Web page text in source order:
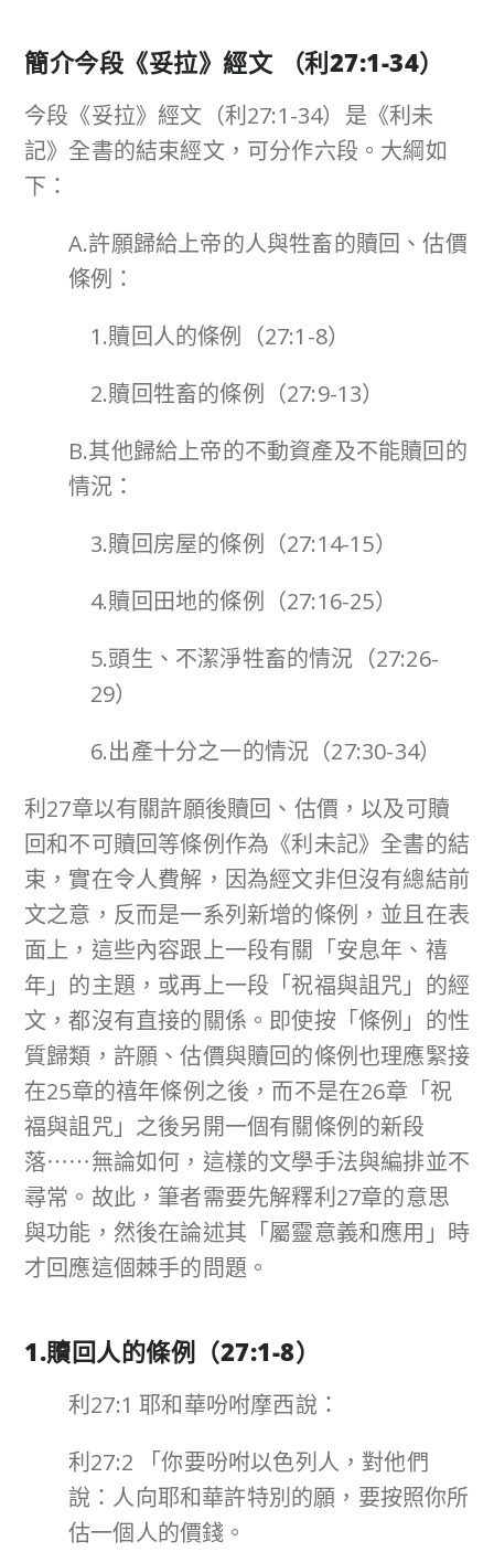
簡介今段《妥拉》經文 （利27:1-34）
今段《妥拉》經文（利27:1-34）是《利未
記》全書的結束經文，可分作六段。大綱如
下：
A.許願歸給上帝的人與牲畜的贖回、估價
條例：
1.贖回人的條例（27:1-8）
2.贖回牲畜的條例（27:9-13）
B.其他歸給上帝的不動資產及不能贖回的
情況：
3.贖回房屋的條例（27:14-15）
4.贖回田地的條例（27:16-25）
5.頭生、不潔淨牲畜的情況（27:26-
29）
6.出產十分之一的情況（27:30-34）
利27章以有關許願後贖回、估價，以及可贖
回和不可贖回等條例作為《利未記》全書的結
束，實在令人費解，因為經文非但沒有總結前
文之意，反而是一系列新增的條例，並且在表
面上，這些內容跟上一段有關「安息年、禧
年」的主題，或再上一段「祝福與詛咒」的經
文，都沒有直接的關係。即使按「條例」的性
質歸類，許願、估價與贖回的條例也理應緊接
在25章的禧年條例之後，而不是在26章「祝
福與詛咒」之後另開一個有關條例的新段
落⋯⋯無論如何，這樣的文學手法與編排並不
尋常。故此，筆者需要先解釋利27章的意思
與功能，然後在論述其「屬靈意義和應用」時
才回應這個棘手的問題。
1.贖回人的條例（27:1-8）
利27:1 耶和華吩咐摩西說：
利27:2 「你要吩咐以色列人，對他們
說：人向耶和華許特別的願，要按照你所
估一個人的價錢。